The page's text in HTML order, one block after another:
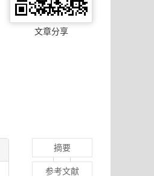
文章分享
摘要
参考文献